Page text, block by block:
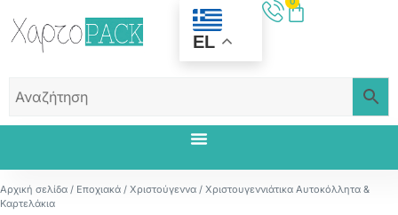
EL
Αρχική σελίδα / Εποχιακά / Χριστούγεννα / Χριστουγεννιάτικα Αυτοκόλλητα &
Καρτελάκια